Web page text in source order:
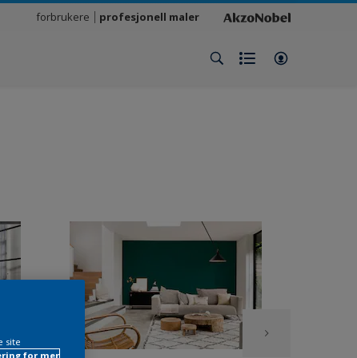
forbrukere profesjonell maler
site
for mer